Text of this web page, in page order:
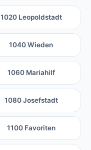
1020 Leopoldstadt
1040 Wieden
1060 Mariahilf
1080 Josefstadt
1100 Favoriten